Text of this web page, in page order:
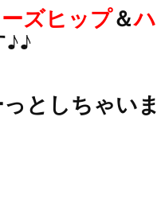
ズヒップ＆ハ
♪♪
としちゃいま